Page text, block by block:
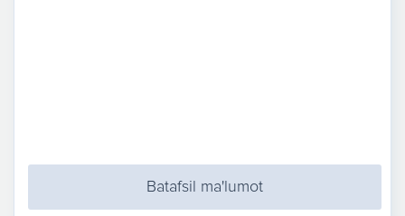
Batafsil ma'lumot